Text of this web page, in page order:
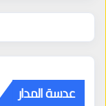
عدسة المدار